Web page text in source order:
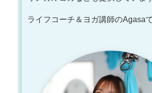
ライフコーチ＆ヨガ講師のAgasaで